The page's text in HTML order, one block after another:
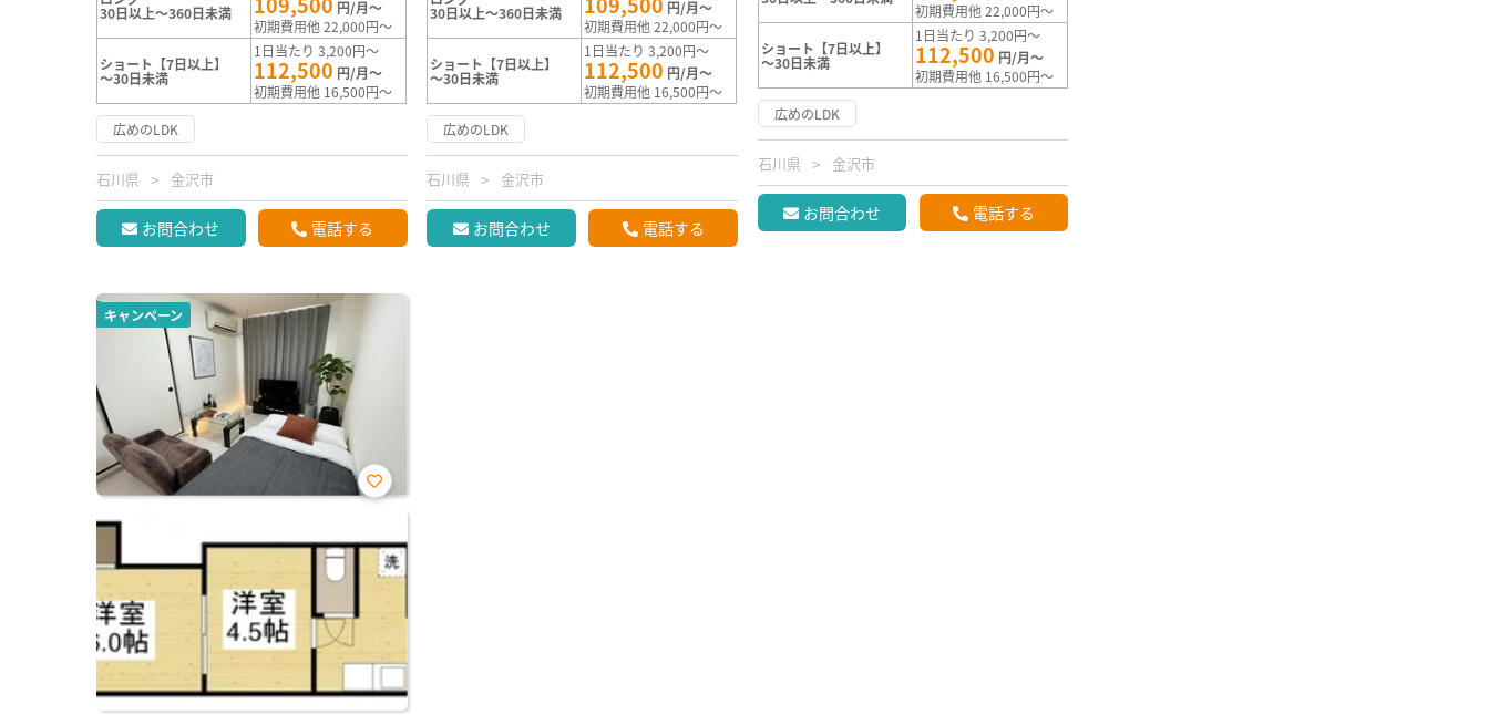
30日以上～360日未満
円/月～
初期費用他 22,000円～
ショート【7日以上】
～30日未満
1日当たり 3,200円～
112,500 円/月～
初期費用他 16,500円～
広めのLDK
石川県 金沢市
お問合わせ 電話する
30日以上～360日未満
円/月～
初期費用他 22,000円～
ショート【7日以上】
～30日未満
1日当たり 3,200円～
112,500 円/月～
初期費用他 16,500円～
広めのLDK
石川県 金沢市
お問合わせ 電話する
初期費用他 22,000円～
ショート【7日以上】
～30日未満
1日当たり 3,200円～
112,500 円/月～
初期費用他 16,500円～
広めのLDK
石川県 金沢市
お問合わせ 電話する
キャンペーン
お気
り登
録